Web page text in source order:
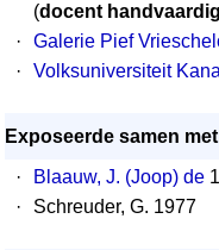
(docent
·
Galerie Pief
·
Volksuniversiteit
Exposeerde samen met
·
Blaauw, J. (Joop) de
·
Schreuder, G. 1977